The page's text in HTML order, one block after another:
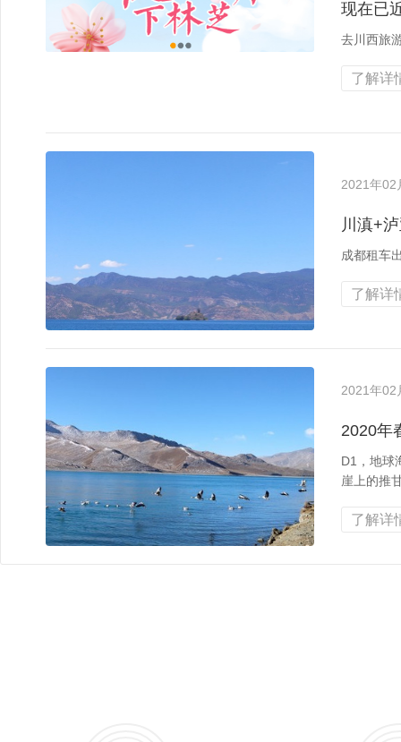
现在已
去川西旅
了解详
2021年02
川滇+
成都租车
了解详
2021年02
2020年
D1，地球
崖上的推
了解详